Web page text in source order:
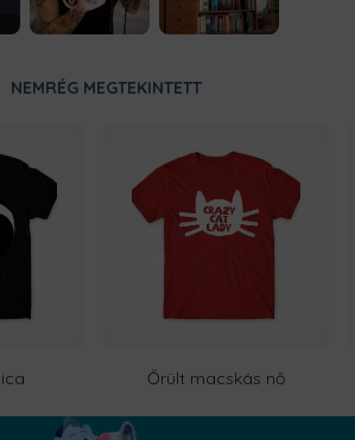
NEMRÉG MEGTEKINTETT
Őrült macskás nő